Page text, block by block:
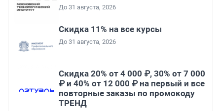
До 31 августа, 2026
Скидка 11% на все курсы
До 31 августа, 2026
Скидка 20% от 4 000 ₽, 30% от 7 000
₽ и 40% от 12 000 ₽ на первый и все
повторные заказы по промокоду
ТРЕНД